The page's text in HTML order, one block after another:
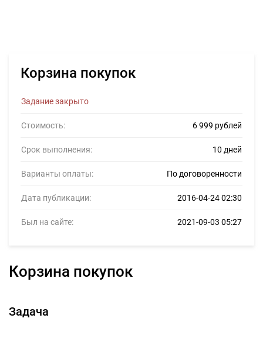
Корзина покупок
Задание закрыто
Стоимость: 6 999 рублей
Срок выполнения: 10 дней
Варианты оплаты: По договоренности
Дата публикации: 2016-04-24 02:30
Был на сайте: 2021-09-03 05:27
Корзина покупок
Задача